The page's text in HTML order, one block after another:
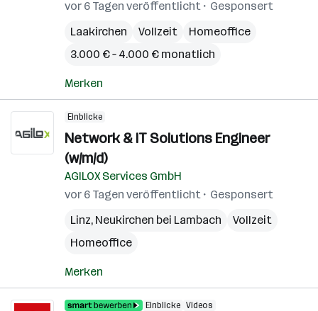
vor 6 Tagen veröffentlicht
Gesponsert
Laakirchen
Vollzeit
Homeoffice
3.000 € – 4.000 € monatlich
Merken
Einblicke
Network & IT Solutions Engineer
(w/m/d)
AGILOX Services GmbH
vor 6 Tagen veröffentlicht
Gesponsert
Linz, Neukirchen bei Lambach
Vollzeit
Homeoffice
Merken
Einblicke Videos